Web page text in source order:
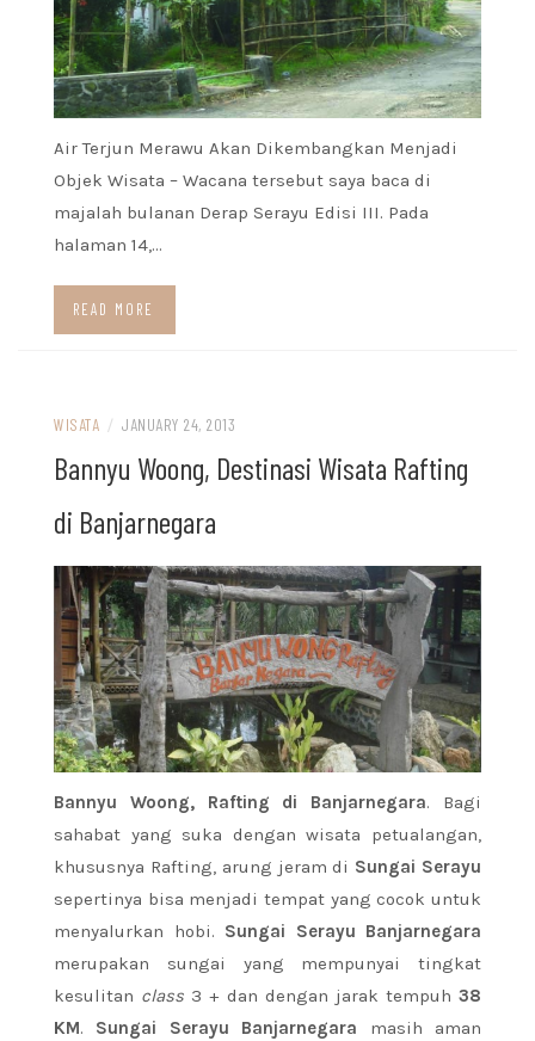
Air Terjun Merawu Akan Dikembangkan Menjadi
Objek Wisata – Wacana tersebut saya baca di
majalah bulanan Derap Serayu Edisi III. Pada
halaman 14,…
READ MORE
WISATA / JANUARY 24, 2013
Bannyu Woong, Destinasi Wisata Rafting
di Banjarnegara
Bannyu Woong, Rafting di Banjarnegara. Bagi
sahabat yang suka dengan wisata petualangan,
khususnya Rafting, arung jeram di Sungai Serayu
sepertinya bisa menjadi tempat yang cocok untuk
menyalurkan hobi. Sungai Serayu Banjarnegara
merupakan sungai yang mempunyai tingkat
kesulitan class 3 + dan dengan jarak tempuh 38
KM. Sungai Serayu Banjarnegara masih aman